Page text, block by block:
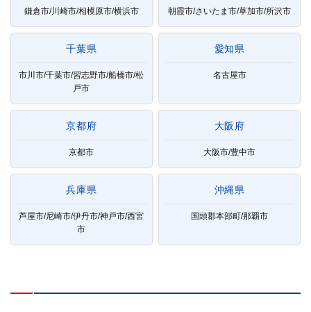
鎌倉市/川崎市/相模原市/横浜市 朝霞市/さいたま市/草加市/所沢市
千葉県
市川市/千葉市/習志野市/船橋市/松
戸市
愛知県
名古屋市
京都府
京都市
大阪府
大阪市/豊中市
兵庫県
芦屋市/尼崎市/伊丹市/神戸市/西宮
市
沖縄県
国頭郡本部町/那覇市